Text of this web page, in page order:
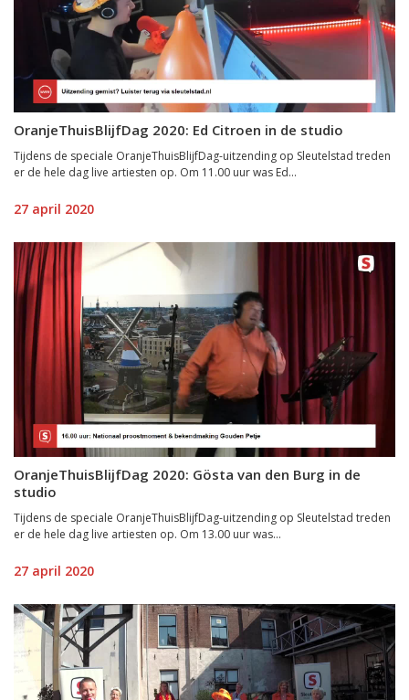
OranjeThuisBlijfDag 2020: Ed Citroen in de studio
Tijdens de speciale OranjeThuisBlijfDag-uitzending op Sleutelstad treden
er de hele dag live artiesten op. Om 11.00 uur was Ed...
27 april 2020
OranjeThuisBlijfDag 2020: Gösta van den Burg in de
studio
Tijdens de speciale OranjeThuisBlijfDag-uitzending op Sleutelstad treden
er de hele dag live artiesten op. Om 13.00 uur was...
27 april 2020